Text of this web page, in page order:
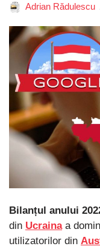
Adrian Rădulescu
Bilanțul anului
din Ucrainaa
utilizatorilor din